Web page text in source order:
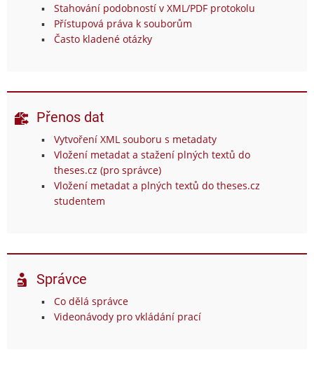
Stahování podobností v XML/PDF protokolu
Přístupová práva k souborům
Často kladené otázky
Přenos dat
Vytvoření XML souboru s metadaty
Vložení metadat a stažení plných textů do
theses.cz (pro správce)
Vložení metadat a plných textů do theses.cz
studentem
Správce
Co dělá správce
Videonávody pro vkládání prací